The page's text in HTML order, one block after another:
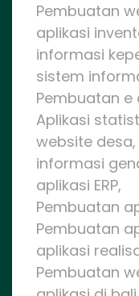
Pembuatan
aplikasi
informasi
sistem
Pembuatan
Aplikasi
website
informasi
aplikasi ERP,
Pembuatan
Pembuatan
aplikasi
Pembuatan